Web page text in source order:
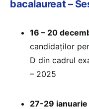
bacalaureat –
16 – 20
candidaților
D din cadrul
– 2025
27-29